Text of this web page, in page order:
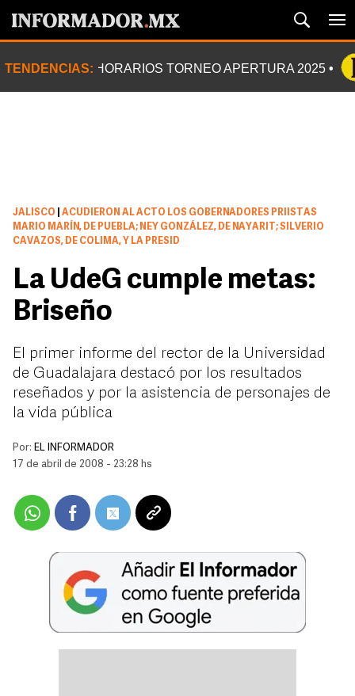
TENDENCIAS: HORARIOS TORNEO APERTURA 2025
JALISCO
ACUDIERON AL ACTO LOS GOBERNADORES PRIISTAS
MARIO MARÍN, DE PUEBLA; NEY GONZÁLEZ, DE NAYARIT; SILVERIO
CAVAZOS, DE COLIMA, Y LA PRESID
La UdeG cumple metas:
Briseño
El primer informe del rector de la Universidad
de Guadalajara destacó por los resultados
reseñados y por la asistencia de personajes de
la vida pública
Por: EL INFORMADOR
17 de abril de 2008 - 23:28 hs